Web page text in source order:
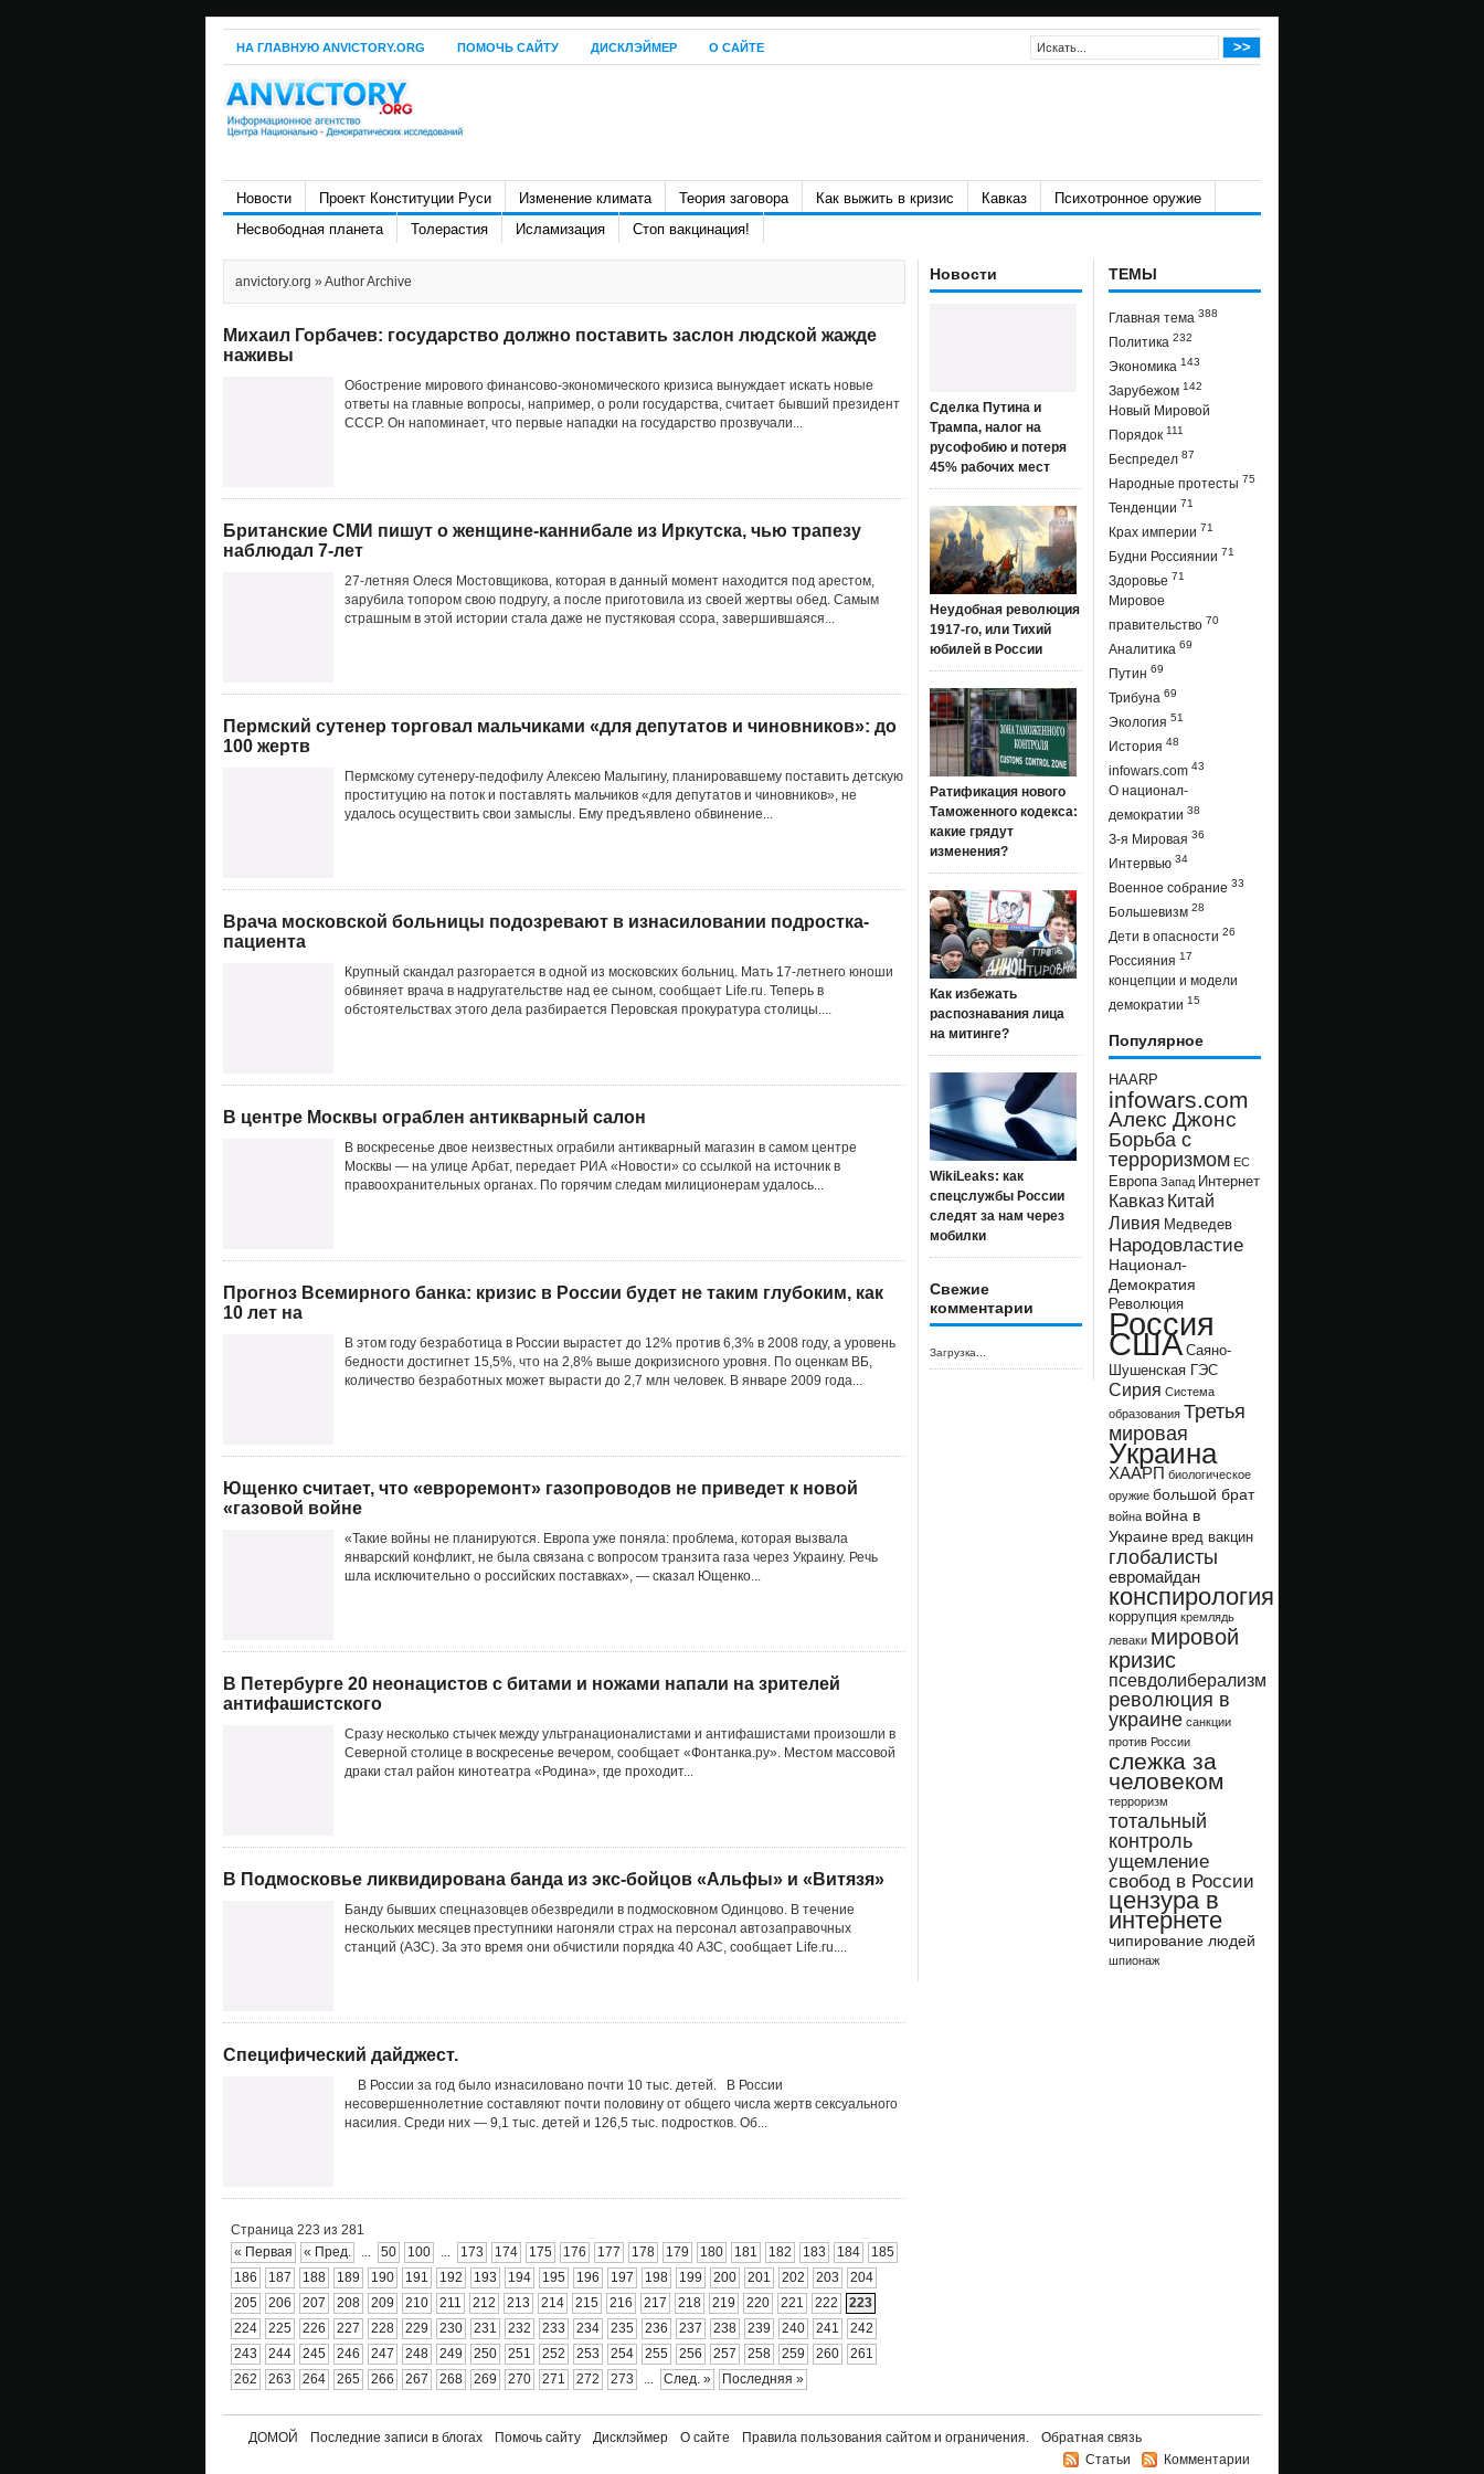
НА ГЛАВНУЮ ANVICTORY.ORG ПОМОЧЬ САЙТУ ДИСКЛЭЙМЕР О САЙТЕ
Новости Проект Конституции Руси Изменение климата Теория заговора Как выжить в кризис Кавказ
Психотронное оружие
Несвободная планета
Толерастия Исламизация Стоп вакцинация!
anvictory.org » Author Archive
Михаил Горбачев: государство должно поставить заслон людской жажде
наживы
Обострение мирового финансово-экономического кризиса вынуждает искать новые
ответы на главные вопросы, например, о роли государства, считает бывший президент
СССР. Он напоминает, что первые нападки на государство прозвучали...
Британские СМИ пишут о женщине-каннибале из Иркутска, чью трапезу
наблюдал 7-лет
27-летняя Олеся Мостовщикова, которая в данный момент находится под арестом,
зарубила топором свою подругу, а после приготовила из своей жертвы обед. Самым
страшным в этой истории стала даже не пустяковая ссора, завершившаяся...
Пермский сутенер торговал мальчиками «для депутатов и чиновников»: до
100 жертв
Пермскому сутенеру-педофилу Алексею Малыгину, планировавшему поставить детскую
проституцию на поток и поставлять мальчиков «для депутатов и чиновников», не
удалось осуществить свои замыслы. Ему предъявлено обвинение...
Врача московской больницы подозревают в изнасиловании подростка-
пациента
Крупный скандал разгорается в одной из московских больниц. Мать 17-летнего юноши
обвиняет врача в надругательстве над ее сыном, сообщает Life.ru. Теперь в
обстоятельствах этого дела разбирается Перовская прокуратура столицы....
В центре Москвы ограблен антикварный салон
В воскресенье двое неизвестных ограбили антикварный магазин в самом центре
Москвы — на улице Арбат, передает РИА «Новости» со ссылкой на источник в
правоохранительных органах. По горячим следам милиционерам удалось...
Прогноз Всемирного банка: кризис в России будет не таким глубоким, как
10 лет на
В этом году безработица в России вырастет до 12% против 6,3% в 2008 году, а уровень
бедности достигнет 15,5%, что на 2,8% выше докризисного уровня. По оценкам ВБ,
количество безработных может вырасти до 2,7 млн человек. В январе 2009 года...
Ющенко считает, что «евроремонт» газопроводов не приведет к новой
«газовой войне
«Такие войны не планируются. Европа уже поняла: проблема, которая вызвала
январский конфликт, не была связана с вопросом транзита газа через Украину. Речь
шла исключительно о российских поставках», — сказал Ющенко...
В Петербурге 20 неонацистов с битами и ножами напали на зрителей
антифашистского
Сразу несколько стычек между ультранационалистами и антифашистами произошли в
Северной столице в воскресенье вечером, сообщает «Фонтанка.ру». Местом массовой
драки стал район кинотеатра «Родина», где проходит...
В Подмосковье ликвидирована банда из экс-бойцов «Альфы» и «Витязя»
Банду бывших спецназовцев обезвредили в подмосковном Одинцово. В течение
нескольких месяцев преступники нагоняли страх на персонал автозаправочных
станций (АЗС). За это время они обчистили порядка 40 АЗС, сообщает Life.ru....
Специфический дайджест.
В России за год было изнасиловано почти 10 тыс. детей. В России
несовершеннолетние составляют почти половину от общего числа жертв сексуального
насилия. Среди них — 9,1 тыс. детей и 126,5 тыс. подростков. Об...
Страница 223 из 281
« Первая
« Пред. ... 50 100 ... 173 174 175 176 177 178 179 180 181 182 183 184
185
186
187 188 189 190 191 192 193 194 195 196 197 198 199 200 201 202 203
204
205
206 207 208 209 210 211 212 213 214 215 216 217 218 219 220 221 222
223
224
225 226 227 228 229 230 231 232 233 234 235 236 237 238 239 240 241
242
243
244 245 246 247 248 249 250 251 252 253 254 255 256 257 258 259 260
261
262
263 264 265 266 267 268 269 270 271 272 273 ... След. » Последняя »
Новости
Сделка Путина и
Трампа, налог на
русофобию и потеря
45% рабочих мест
Неудобная революция
1917-го, или Тихий
юбилей в России
Ратификация нового
Таможенного кодекса:
какие грядут
изменения?
Как избежать
распознавания лица
на митинге?
WikiLeaks: как
спецслужбы России
следят за нам через
мобилки
Свежие
комментарии
Загрузка...
ТЕМЫ
Главная тема 388
Политика 232
Экономика 143
Зарубежом 142
Новый Мировой
Порядок 111
Беспредел 87
Народные протесты 75
Тенденции 71
Крах империи 71
Будни Россиянии 71
Здоровье 71
Мировое
правительство 70
Аналитика 69
Путин 69
Трибуна 69
Экология 51
История 48
infowars.com 43
О национал-
демократии 38
З-я Мировая 36
Интервью 34
Военное собрание 33
Большевизм 28
Дети в опасности 26
Россияния 17
концепции и модели
демократии 15
Популярное
HAARP
infowars.com
Алекс Джонс
Борьба с
терроризмом ЕС
Европа Запад Интернет
Кавказ Китай
Ливия Медведев
Народовластие
Национал-
Демократия
Революция
Россия
США Саяно-
Шушенская ГЭС
Сирия Система
образования Третья
мировая
Украина
ХААРП биологическое
оружие большой брат
война война в
Украине вред вакцин
глобалисты
евромайдан
конспирология
коррупция кремлядь
леваки мировой
кризис
псевдолиберализм
революция в
украине санкции
против России
слежка за
человеком
терроризм
тотальный
контроль
ущемление
свобод в России
цензура в
интернете
чипирование людей
шпионаж
ДОМОЙ Последние записи в блогах Помочь сайту Дисклэймер О сайте Правила пользования сайтом и ограничения.
Обратная связь
Статьи
Комментарии